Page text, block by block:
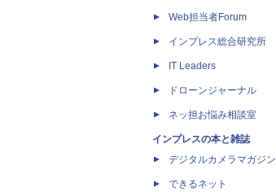
Web担当者Forum
インプレス総合研究所
IT Leaders
ドローンジャーナル
ネッ担お悩み相談室
インプレスの本と雑誌
デジタルカメラマガジン
できるネット